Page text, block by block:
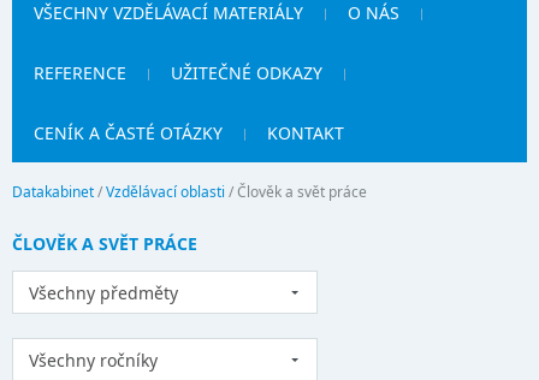
VŠECHNY VZDĚLÁVACÍ MATERIÁLY O NÁS
REFERENCE UŽITEČNÉ ODKAZY
CENÍK A ČASTÉ OTÁZKY KONTAKT
Datakabinet/Vzdělávací oblasti /Člověk a svět práce
ČLOVĚK A SVĚT PRÁCE
Všechny předměty
Všechny ročníky